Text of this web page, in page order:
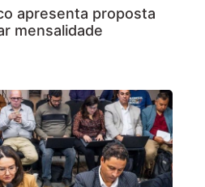
apresenta proposta
mensalidade